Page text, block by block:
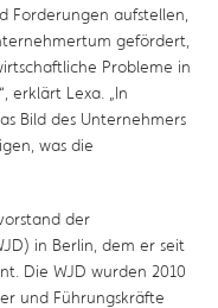
Forderungen aufstellen,
gefördert,
Probleme in
erklärt Lexa. „In
Bild des Unternehmers
was die
der
in Berlin, dem er seit
Die WJD wurden 2010
und Führungskräfte